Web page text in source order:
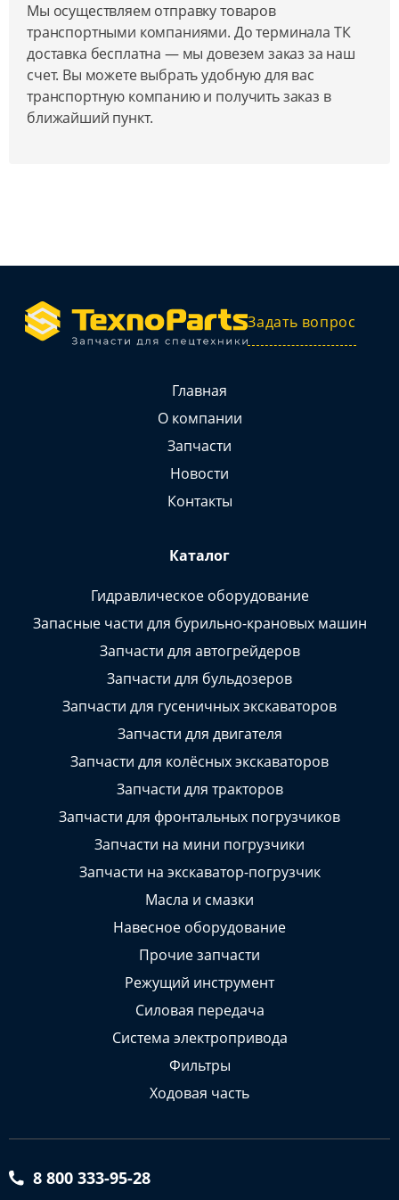
Мы осуществляем отправку товаров
транспортными компаниями. До терминала ТК
доставка бесплатна — мы довезем заказ за наш
счет. Вы можете выбрать удобную для вас
транспортную компанию и получить заказ в
ближайший пункт.
Задать вопрос
Главная
О компании
Запчасти
Новости
Контакты
Каталог
Гидравлическое оборудование
Запасные части для бурильно-крановых машин
Запчасти для автогрейдеров
Запчасти для бульдозеров
Запчасти для гусеничных экскаваторов
Запчасти для двигателя
Запчасти для колёсных экскаваторов
Запчасти для тракторов
Запчасти для фронтальных погрузчиков
Запчасти на мини погрузчики
Запчасти на экскаватор-погрузчик
Масла и смазки
Навесное оборудование
Прочие запчасти
Режущий инструмент
Силовая передача
Система электропривода
Фильтры
Ходовая часть
8 800 333-95-28